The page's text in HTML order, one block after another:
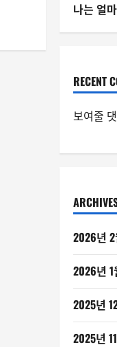
나는 얼
RECENT
보여줄
2026년
2026년 1
2025년
2025년